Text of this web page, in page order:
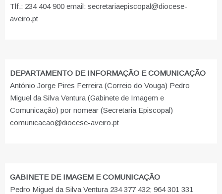
Tlf.: 234 404 900 email: secretariaepiscopal@diocese-
aveiro.pt
DEPARTAMENTO DE INFORMAÇÃO E COMUNICAÇÃO
António Jorge Pires Ferreira (Correio do Vouga) Pedro
Miguel da Silva Ventura (Gabinete de Imagem e
Comunicação) por nomear (Secretaria Episcopal)
comunicacao@diocese-aveiro.pt
GABINETE DE IMAGEM E COMUNICAÇÃO
Pedro Miguel da Silva Ventura 234 377 432; 964 301 331